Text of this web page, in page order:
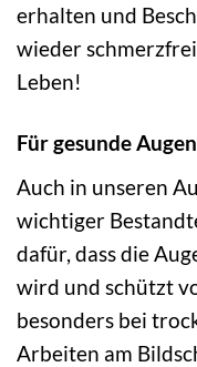
erhalten und
wieder
Leben!
Für gesunde Augen
Auch in unseren
wichtiger
dafür, dass die
wird und schützt
besonders bei
Arbeiten am